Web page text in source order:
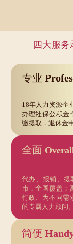
四大服务
专业
18年人力资源企
办理社保公积金
缴提取，退休金
全面
代办、报销、提
市，全国覆盖；
行政、为不同需
的专属人力顾问。
简便